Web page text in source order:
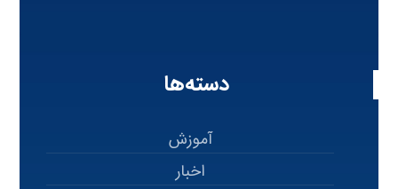
دسته‌ها
آموزش
اخبار